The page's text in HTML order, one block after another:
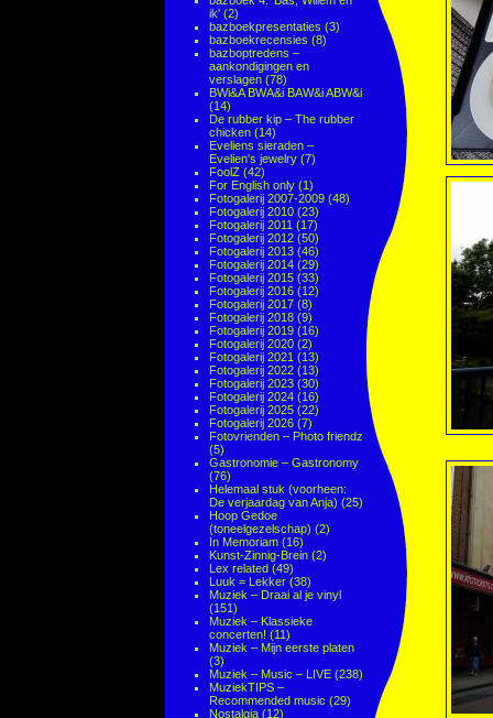
ik' (2)
bazboekpresentaties (3)
bazboekrecensies (8)
bazboptredens –
aankondigingen en
verslagen (78)
BWi&A BWA&i BAW&i ABW&i
(14)
De rubber kip – The rubber
chicken (14)
Eveliens sieraden –
Evelien's jewelry (7)
FoolZ (42)
For English only (1)
Fotogalerij 2007-2009 (48)
Fotogalerij 2010 (23)
Fotogalerij 2011 (17)
Fotogalerij 2012 (50)
Fotogalerij 2013 (46)
Fotogalerij 2014 (29)
Fotogalerij 2015 (33)
Fotogalerij 2016 (12)
Fotogalerij 2017 (8)
Fotogalerij 2018 (9)
Fotogalerij 2019 (16)
Fotogalerij 2020 (2)
Fotogalerij 2021 (13)
Fotogalerij 2022 (13)
Fotogalerij 2023 (30)
Fotogalerij 2024 (16)
Fotogalerij 2025 (22)
Fotogalerij 2026 (7)
Fotovrienden – Photo friendz
(5)
Gastronomie – Gastronomy
(76)
Helemaal stuk (voorheen:
De verjaardag van Anja) (25)
Hoop Gedoe
(toneelgezelschap) (2)
In Memoriam (16)
Kunst-Zinnig-Brein (2)
Lex related (49)
Luuk = Lekker (38)
Muziek – Draai al je vinyl
(151)
Muziek – Klassieke
concerten! (11)
Muziek – Mijn eerste platen
(3)
Muziek – Music – LIVE (238)
MuziekTIPS –
Recommended music (29)
Nostalgia (12)